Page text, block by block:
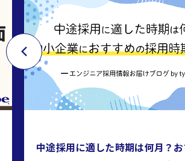
中途採用に適した時期は何月？